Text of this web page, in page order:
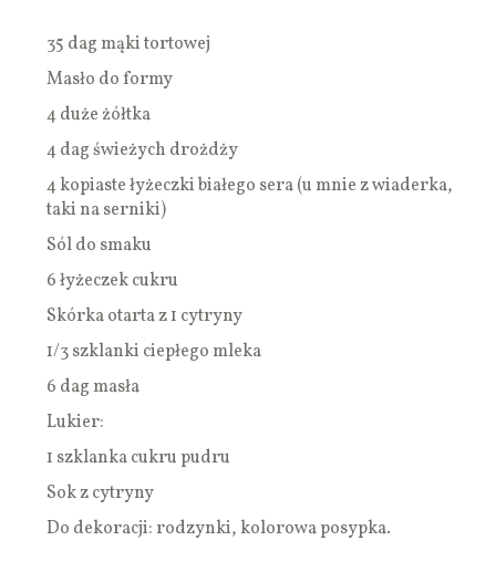
35 dag mąki tortowej
Masło do formy
4 duże żółtka
4 dag świeżych drożdży
4 kopiaste łyżeczki białego sera (u mnie z wiaderka,
taki na serniki)
Sól do smaku
6 łyżeczek cukru
Skórka otarta z 1 cytryny
1/3 szklanki ciepłego mleka
6 dag masła
Lukier:
1 szklanka cukru pudru
Sok z cytryny
Do dekoracji: rodzynki, kolorowa posypka.